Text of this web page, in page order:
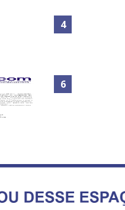
em
será